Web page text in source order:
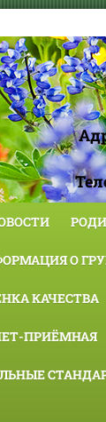
О
КАЧЕСТВА
ПРИЁМНАЯ